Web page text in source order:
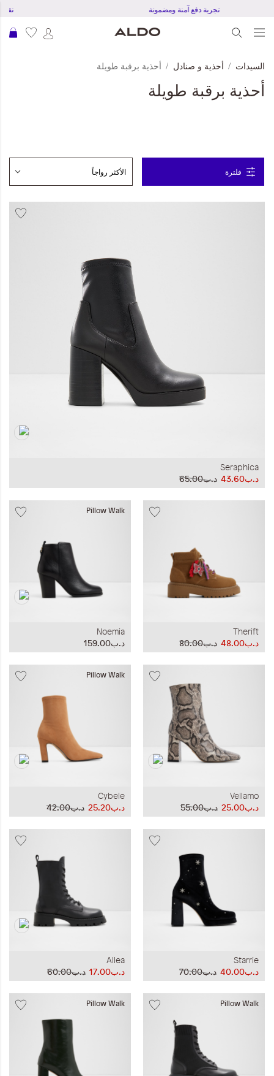
تجربة دفع آمنة ومضمونة
المجموعات
إحياء الطراز الكلاسيكي
ملابس العمل
Leather Collection
السيدات أحذية و صنادل أحذية برقبة طويلة
أحذية برقبة طويلة
فلترة
Seraphica
د.ب65.00
د.ب43.60
Therift
د.ب80.00
د.ب48.00
Pillow Walk
Noemia
د.ب159.00
Vellamo
د.ب55.00
د.ب25.00
Pillow Walk
Cybele
د.ب42.00
د.ب25.20
Starrie
د.ب70.00
د.ب40.00
Allea
د.ب60.00
د.ب17.00
Pillow Walk
Pillow Walk